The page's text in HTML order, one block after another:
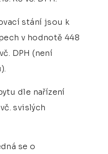
stání jsou k
v hodnotě 448
DPH (není
dle nařízení
svislých
se o